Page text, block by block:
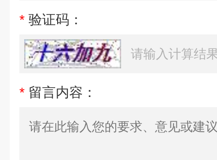
* 验证码：
* 留言内容：